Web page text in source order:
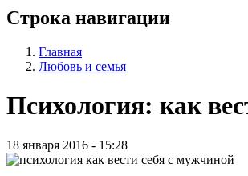
Строка навигации
Главная
Любовь и семья
Психология: как
18 января 2016 - 15:28